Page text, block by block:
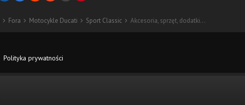
Fora Motocykle Ducati Sport Classic Akcesoria, sprzęt, dodatki...
Polityka prywatności